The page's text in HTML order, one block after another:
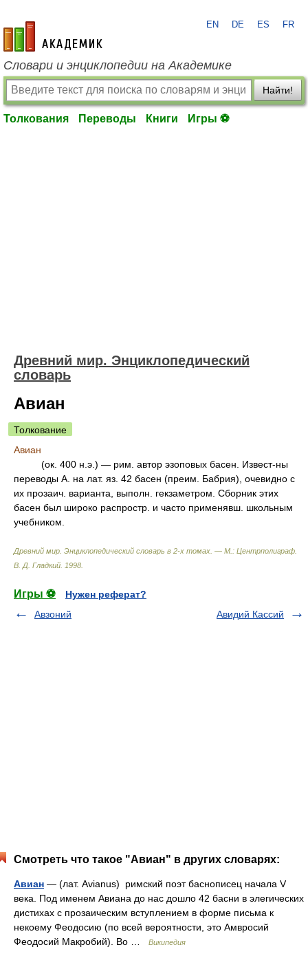
academic.ru
EN DE ES FR
Словари и энциклопедии на Академике
Найти!
Толкования Переводы Книги Игры ⚽
Древний мир. Энциклопедический
словарь
Авиан
Толкование
Авиан
(ок. 400 н.э.) — рим. автор эзоповых басен. Извест-ны
переводы А. на лат. яз. 42 басен (преим. Бабрия), очевидно с
их прозаич. варианта, выполн. гекзаметром. Сборник этих
басен был широко распростр. и часто применявш. школьным
учебником.
Древний мир. Энциклопедический словарь в 2-х томах. — М.: Центрполиграф
В. Д. Гладкий 1998
Игры ⚽
Нужен реферат?
Авзоний
Авидий Кассий
Смотреть что такое "Авиан" в других словарях:
Авиан — (лат. Avianus) римский поэт баснописец начала V
века. Под именем Авиана до нас дошло 42 басни в элегических
дистихах с прозаическим вступлением в форме письма к
некоему Феодосию (по всей вероятности, это Амвросий
Феодосий Макробий). Во …
Википедия